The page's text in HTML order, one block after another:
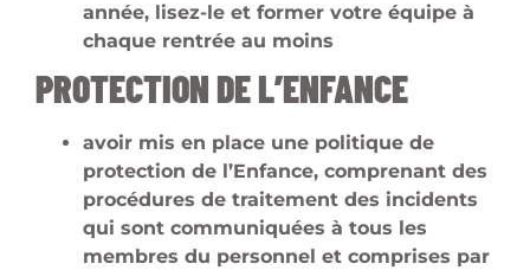
année, lisez-le et former votre équipe à
chaque rentrée au moins
PROTECTION DE L’ENFANCE
avoir mis en place une politique de
protection de l’Enfance, comprenant des
procédures de traitement des incidents
qui sont communiquées à tous les
membres du personnel et comprises par